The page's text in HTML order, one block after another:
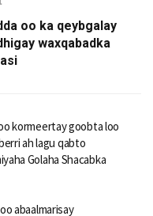
oo ka qeybgalay
waxqabadka
kormeertay goobta loo
ah lagu qabto
Golaha Shacabka
abaalmarisay